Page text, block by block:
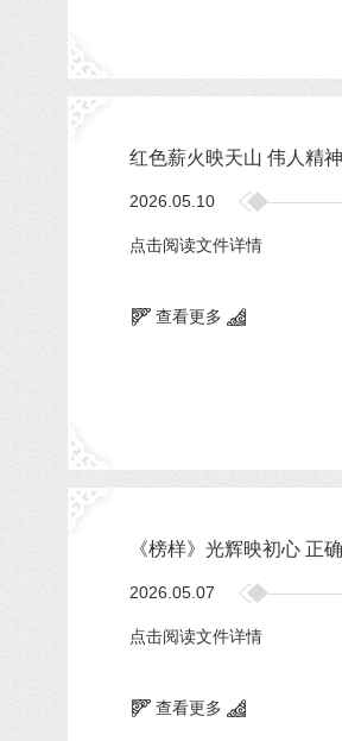
红色薪火映天山 伟人精
2026.05.10
点击阅读文件详情
查看更多
《榜样》光辉映初心
2026.05.07
点击阅读文件详情
查看更多